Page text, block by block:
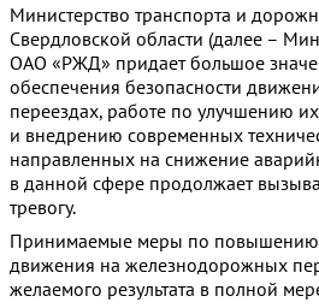
Министерство транспорта и
Свердловской области (далее –
ОАО «РЖД» придает большое
обеспечения безопасности
переездах, работе по улучшению
и внедрению современных
направленных на снижение
в данной сфере продолжает
тревогу.
Принимаемые меры по повышению
движения на железнодорожных
желаемого результата в полной